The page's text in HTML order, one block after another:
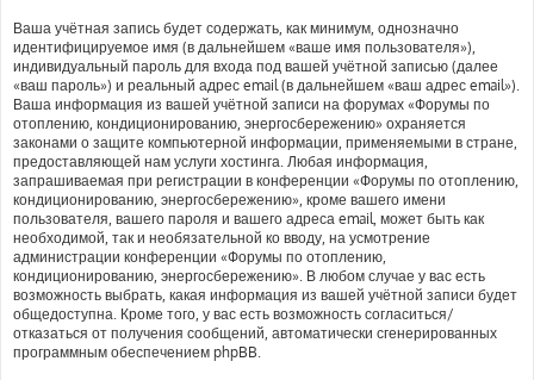
Ваша учётная запись будет содержать, как минимум, однозначно
идентифицируемое имя (в дальнейшем «ваше имя пользователя»),
индивидуальный пароль для входа под вашей учётной записью (далее
«ваш пароль») и реальный адрес email (в дальнейшем «ваш адрес email»).
Ваша информация из вашей учётной записи на форумах «Форумы по
отоплению, кондиционированию, энергосбережению» охраняется
законами о защите компьютерной информации, применяемыми в стране,
предоставляющей нам услуги хостинга. Любая информация,
запрашиваемая при регистрации в конференции «Форумы по отоплению,
кондиционированию, энергосбережению», кроме вашего имени
пользователя, вашего пароля и вашего адреса email, может быть как
необходимой, так и необязательной ко вводу, на усмотрение
администрации конференции «Форумы по отоплению,
кондиционированию, энергосбережению». В любом случае у вас есть
возможность выбрать, какая информация из вашей учётной записи будет
общедоступна. Кроме того, у вас есть возможность согласиться/
отказаться от получения сообщений, автоматически сгенерированных
программным обеспечением phpBB.